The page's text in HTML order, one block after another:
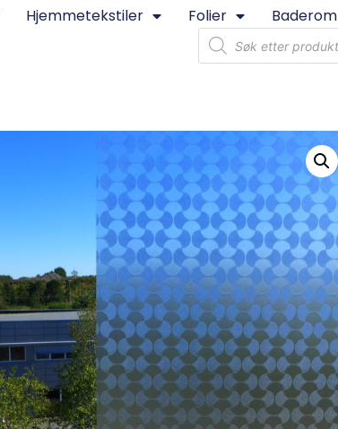
Hjemmetekstiler Folier Baderom